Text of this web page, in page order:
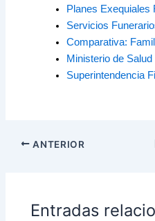
Planes Exequiales
Servicios
Comparativa:
Ministerio de
Superintendencia
ANTERIOR
Entradas